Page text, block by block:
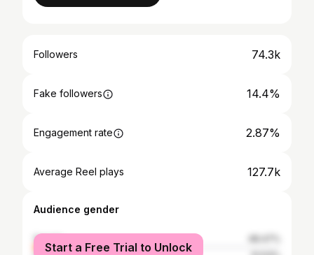
Followers 74.3k
Fake followers 14.4%
Engagement rate 2.87%
Average Reel plays 127.7k
Audience gender
female
Start a Free Trial to Unlock